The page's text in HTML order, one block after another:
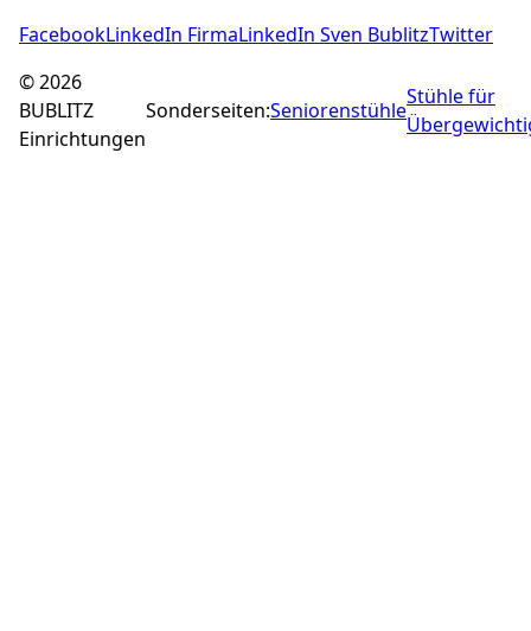
FacebookLinkedIn FirmaLinkedIn Sven BublitzTwitter
©2026
BUBLITZ
Einrichtungen
Sonderseiten:Seniorenstühle
Stühle für